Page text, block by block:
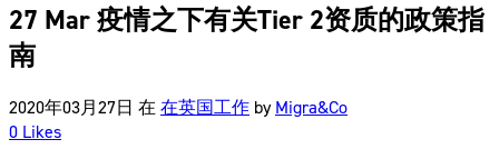
27 Mar疫情之下有关Tier 2资质的政策指
南
2020年03月27日 在 在英国工作 byMigra&Co
0 Likes